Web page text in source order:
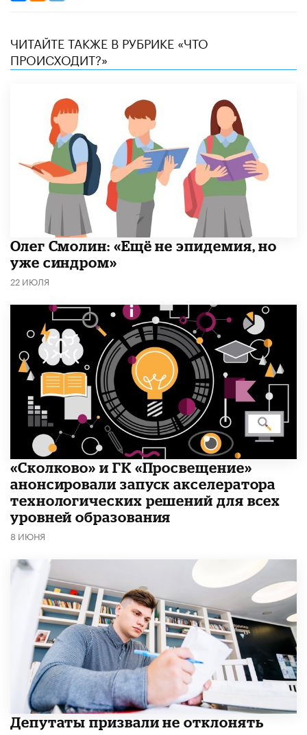
ЧИТАЙТЕ ТАКЖЕ В РУБРИКЕ «ЧТО
ПРОИСХОДИТ?»
​Олег Смолин: «Ещё не эпидемия, но
уже синдром»
22 ИЮЛЯ
«Сколково» и ГК «Просвещение»
анонсировали запуск акселератора
технологических решений для всех
уровней образования
8 ИЮНЯ
Депутаты призвали не отклонять